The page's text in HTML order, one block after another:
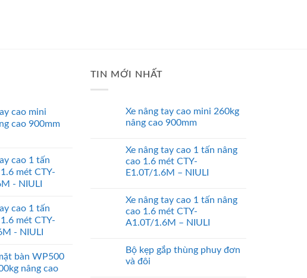
cao mini
cao 900mm
cao 1 tấn
mét CTY-
- NIULI
cao 1 tấn
mét CTY-
- NIULI
bàn WP500
nâng cao
TIN MỚI NHẤT
Xe nâng tay cao mini 260kg
nâng cao 900mm
Xe nâng tay cao 1 tấn nâng
cao 1.6 mét CTY-
E1.0T/1.6M – NIULI
Xe nâng tay cao 1 tấn nâng
cao 1.6 mét CTY-
A1.0T/1.6M – NIULI
Bộ kẹp gắp thùng phuy đơn
và đôi